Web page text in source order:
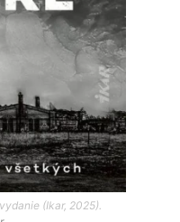
(Ikar, 2025).